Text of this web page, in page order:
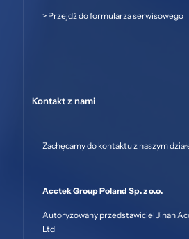
> Przejdź do formularza serwisowego
Kontakt z nami
Zachęcamy do kontaktu z naszym
Acctek Group Poland Sp. z o.o.
Autoryzowany przedstawiciel Jinan
Ltd